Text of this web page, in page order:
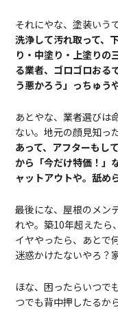
それにやな、塗装いう
洗浄して汚れ取って、
り・中塗り・上塗りの
る業者、ゴロゴロおる
う悪かろう」っちゅう
あとやな、業者選びは
ない。地元の顔見知っ
あって、アフターもし
から「今だけ特価！」
ャットアウトや。舐め
最後にな、屋根のメン
れや。築10年超えたら
イヤやったら、あとで
迷惑かけたないやろ？
ほな、困ったらいつで
つでも背中押したるか